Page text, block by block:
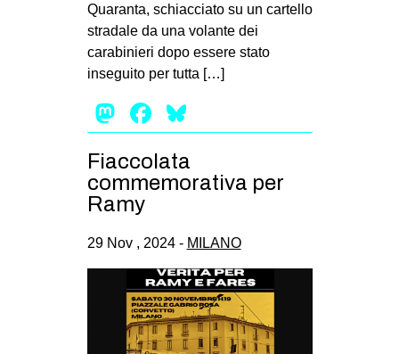
EVENTI
in
bsky
SEARCH
Quaranta, schiacciato su un cartello
stradale da una volante dei
carabinieri dopo essere stato
inseguito per tutta […]
Mastodon
Facebook
Fiaccolata
commemorativa per
Ramy
29 Nov , 2024 - MILANO